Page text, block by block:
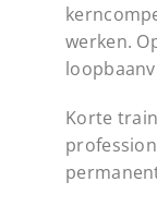
werken.
Korte